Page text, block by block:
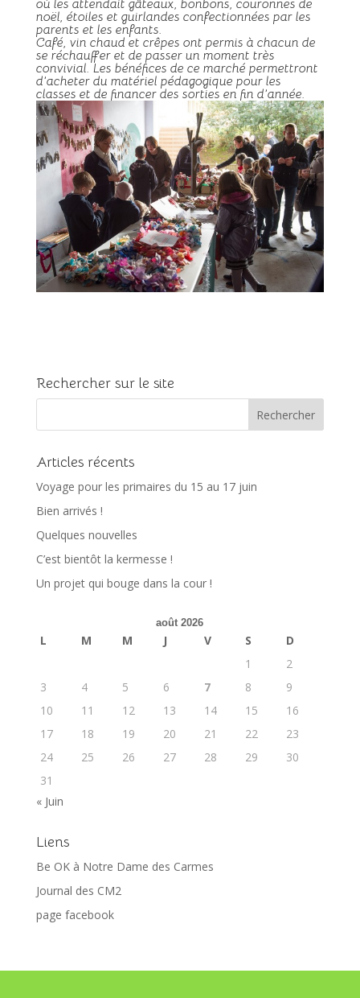
où les attendait gâteaux, bonbons, couronnes de
noël, étoiles et guirlandes confectionnées par les
parents et les enfants.
Café, vin chaud et crêpes ont permis à chacun de
se réchauffer et de passer un moment très
convivial. Les bénéfices de ce marché permettront
d’acheter du matériel pédagogique pour les
classes et de financer des sorties en fin d’année.
Rechercher sur le site
Articles récents
Voyage pour les primaires du 15 au 17 juin
Bien arrivés !
Quelques nouvelles
C’est bientôt la kermesse !
Un projet qui bouge dans la cour !
août 2026
L M M J V S
D
1
2
3
4 5 6 7 8
9
10
11 12 13 14 15
16
17
18 19 20 21 22
23
24
25 26 27 28 29
30
31
« Juin
Liens
Be OK à Notre Dame des Carmes
Journal des CM2
page facebook